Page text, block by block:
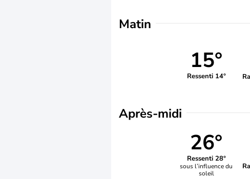
Matin
15°
Ressenti 14°
Après-midi
26°
Ressenti 28°
sous l’influence du
soleil